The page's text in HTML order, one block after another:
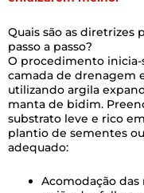
Quais são as diretrizes
passo a passo?
O procedimento
camada de drenagem
utilizando argila
manta de bidim.
substrato leve e rico
plantio de sementes
adequado:
Acomodação